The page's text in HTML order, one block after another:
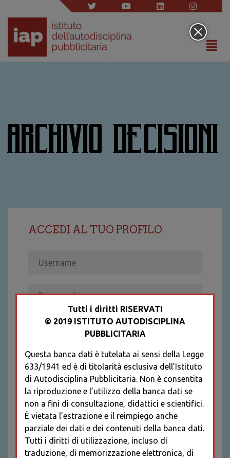
ARCHIVIO DECISIONI
ACCEDI AL TUO PROFILO
Recupera password
REGISTRATI
* I CAMPI CONTRASSEGNATI SONO
OBBLIGATORI
Tutti i diritti RISERVATI
© 2019 ISTITUTO AUTODISCIPLINA
PUBBLICITARIA
Questa banca dati è tutelata ai sensi della Legge
633/1941 ed è di titolarità esclusiva dell’Istituto
di Autodisciplina Pubblicitaria. Non è consentita
la riproduzione e l’utilizzo della banca dati se
non a fini di consultazione, didattici e scientifici.
È vietata l’estrazione e il reimpiego anche
parziale dei dati e dei contenuti della banca dati.
Tutti i diritti di utilizzazione, incluso di
traduzione, di memorizzazione elettronica, di